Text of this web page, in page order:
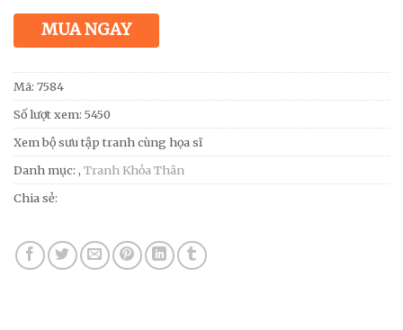
MUA NGAY
Mã: 7584
Số lượt xem: 5450
Xem bộ sưu tập tranh cùng họa sĩ
Danh mục: , Tranh Khỏa Thân
Chia sẻ: